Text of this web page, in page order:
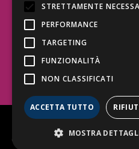
Segui lo Studio EDG sui social.
Invia messaggio
T. 06.3232914
info@edg.legal
Privacy Policy|
Copyright Studio Legale EDG
STRETTAMENTE
PERFORMANCE
TARGETING
FUNZIONALITÀ
NON CLASSIFICATI
ACCETTA TUTTO
MOSTRA